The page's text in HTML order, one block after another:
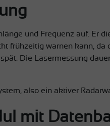
und Frequenz auf. Er
frühzeitig warnen kann,
Die Lasermessung
also ein aktiver
mit